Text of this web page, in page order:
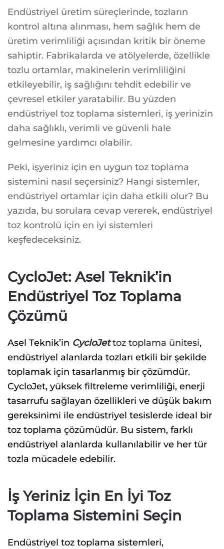
Endüstriyel üretim süreçlerinde, tozların
kontrol altına alınması, hem sağlık hem de
üretim verimliliği açısından kritik bir öneme
sahiptir. Fabrikalarda ve atölyelerde, özellikle
tozlu ortamlar, makinelerin verimliliğini
etkileyebilir, iş sağlığını tehdit edebilir ve
çevresel etkiler yaratabilir. Bu yüzden
endüstriyel toz toplama sistemleri, iş yerinizin
daha sağlıklı, verimli ve güvenli hale
gelmesine yardımcı olabilir.
Peki, işyeriniz için en uygun toz toplama
sistemini nasıl seçersiniz? Hangi sistemler,
endüstriyel ortamlar için daha etkili olur? Bu
yazıda, bu sorulara cevap vererek, endüstriyel
toz kontrolü için en iyi sistemleri
keşfedeceksiniz.
CycloJet: Asel Teknik’in
Endüstriyel Toz Toplama
Çözümü
Asel Teknik’in CycloJet toz toplama ünitesi,
endüstriyel alanlarda tozları etkili bir şekilde
toplamak için tasarlanmış bir çözümdür.
CycloJet, yüksek filtreleme verimliliği, enerji
tasarrufu sağlayan özellikleri ve düşük bakım
gereksinimi ile endüstriyel tesislerde ideal bir
toz toplama çözümüdür. Bu sistem, farklı
endüstriyel alanlarda kullanılabilir ve her tür
tozla mücadele edebilir.
İş Yeriniz İçin En İyi Toz
Toplama Sistemini Seçin
Endüstriyel toz toplama sistemleri,